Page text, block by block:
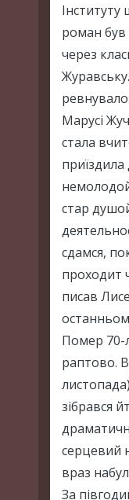
Інституту
роман був
через
Марусі
стала
стар
сдамся,
проходит
писав
Помер 70-
раптово.
зібрався
серцевий
враз
За